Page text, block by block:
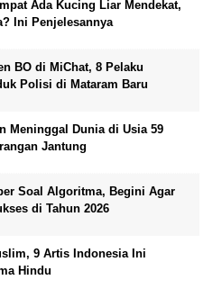
Ada Kucing Liar Mendekat,
Ini Penjelesannya
BO di MiChat, 8 Pelaku
Polisi di Mataram Baru
Meninggal Dunia di Usia 59
Jantung
Soal Algoritma, Begini Agar
di Tahun 2026
9 Artis Indonesia Ini
Hindu